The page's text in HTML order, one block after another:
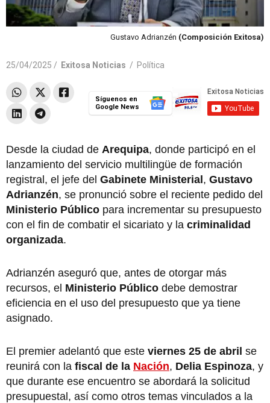
Gustavo Adrianzén (Composición Exitosa)
25/04/2025 / Exitosa Noticias / Política
Síguenos en
Google News
Desde la ciudad de Arequipa, donde participó en el
lanzamiento del servicio multilingüe de formación
registral, el jefe del Gabinete Ministerial, Gustavo
Adrianzén, se pronunció sobre el reciente pedido del
Ministerio Público para incrementar su presupuesto
con el fin de combatir el sicariato y la criminalidad
organizada.
Adrianzén aseguró que, antes de otorgar más
recursos, el Ministerio Público debe demostrar
eficiencia en el uso del presupuesto que ya tiene
asignado.
El premier adelantó que este viernes 25 de abril se
reunirá con la fiscal de la Nación, Delia Espinoza, y
que durante ese encuentro se abordará la solicitud
presupuestal, así como otros temas vinculados a la